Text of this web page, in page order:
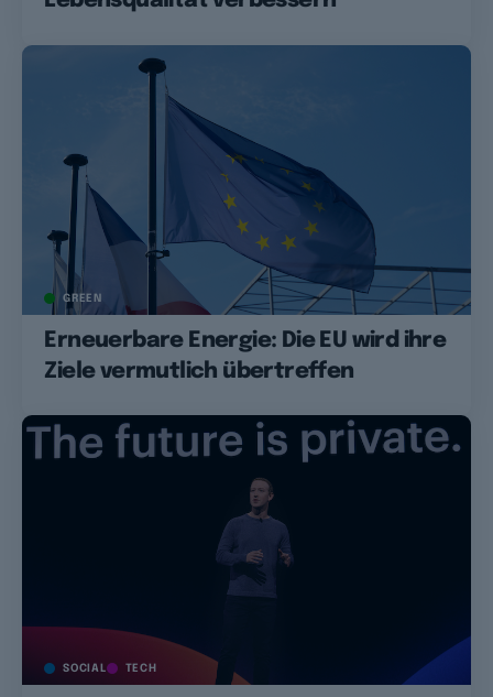
GREEN
Erneuerbare Energie: Die EU wird ihre
Ziele vermutlich übertreffen
SOCIAL TECH